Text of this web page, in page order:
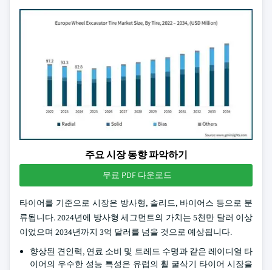
주요 시장 동향 파악하기
무료 PDF 다운로드
타이어를 기준으로 시장은 방사형, 솔리드, 바이어스 등으로 분
류됩니다. 2024년에 방사형 세그먼트의 가치는 5천만 달러 이상
이었으며 2034년까지 3억 달러를 넘을 것으로 예상됩니다.
향상된 견인력, 연료 소비 및 트레드 수명과 같은 레이디얼 타
이어의 우수한 성능 특성은 유럽의 휠 굴삭기 타이어 시장을